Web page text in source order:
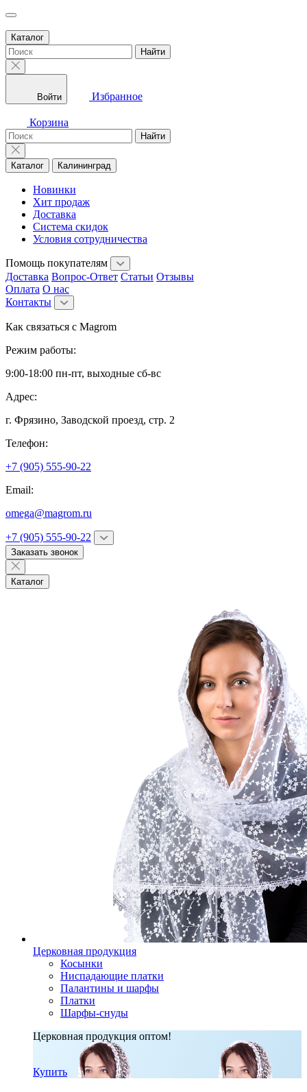
Каталог
Найти
Войти Избранное
Корзина
Найти
Каталог Калининград
Новинки
Хит продаж
Доставка
Система скидок
Условия сотрудничества
Помощь покупателям
Доставка Вопрос-Ответ Статьи Отзывы
Оплата О нас
Контакты
Как связаться с Magrom
Режим работы:
9:00-18:00 пн-пт, выходные сб-вс
Адрес:
г. Фрязино, Заводской проезд, стр. 2
Телефон:
+7 (905) 555-90-22
Email:
omega@magrom.ru
+7 (905) 555-90-22
Заказать звонок
Каталог
Церковная продукция
Косынки
Ниспадающие платки
Палантины и шарфы
Платки
Шарфы-снуды
Церковная продукция оптом!
Купить